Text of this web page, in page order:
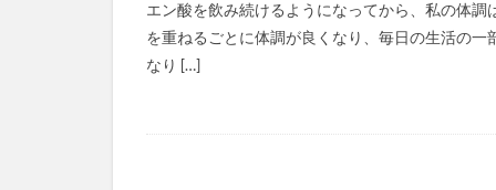
エン酸を飲み続けるようになってから、私の体調
を重ねるごとに体調が良くなり、毎日の生活の一
なり […]